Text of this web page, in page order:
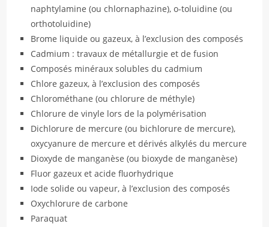
naphtylamine (ou chlornaphazine), o-toluidine (ou
orthotoluidine)
Brome liquide ou gazeux, à l’exclusion des composés
Cadmium : travaux de métallurgie et de fusion
Composés minéraux solubles du cadmium
Chlore gazeux, à l’exclusion des composés
Chlorométhane (ou chlorure de méthyle)
Chlorure de vinyle lors de la polymérisation
Dichlorure de mercure (ou bichlorure de mercure),
oxycyanure de mercure et dérivés alkylés du mercure
Dioxyde de manganèse (ou bioxyde de manganèse)
Fluor gazeux et acide fluorhydrique
Iode solide ou vapeur, à l’exclusion des composés
Oxychlorure de carbone
Paraquat